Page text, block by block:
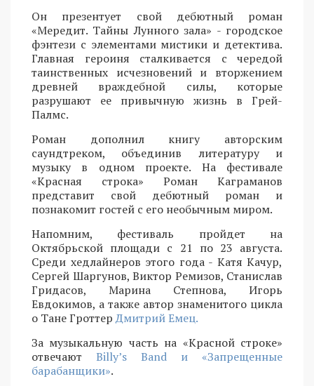
Он презентует свой дебютный роман
«Мередит. Тайны Лунного зала» - городское
фэнтези с элементами мистики и детектива.
Главная героиня сталкивается с чередой
таинственных исчезновений и вторжением
древней враждебной силы, которые
разрушают ее привычную жизнь в Грей-
Палмс.
Роман дополнил книгу авторским
саундтреком, объединив литературу и
музыку в одном проекте. На фестивале
«Красная строка» Роман Каграманов
представит свой дебютный роман и
познакомит гостей с его необычным миром.
Напомним, фестиваль пройдет на
Октябрьской площади с 21 по 23 августа.
Среди хедлайнеров этого года - Катя Качур,
Сергей Шаргунов, Виктор Ремизов, Станислав
Гридасов, Марина Степнова, Игорь
Евдокимов, а также автор знаменитого цикла
о Тане ГроттерДмитрий Емец.
За музыкальную часть на «Красной строке»
отвечают Billy’s Band и «Запрещенные
барабанщики».